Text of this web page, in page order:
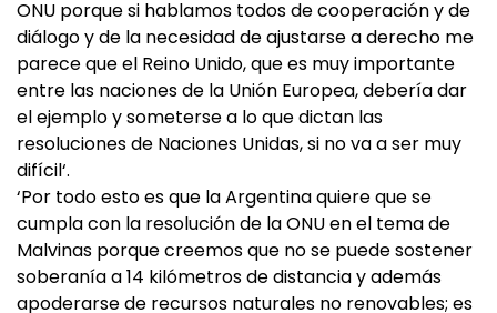
ONU porque si hablamos todos de cooperación y de
diálogo y de la necesidad de ajustarse a derecho me
parece que el Reino Unido, que es muy importante
entre las naciones de la Unión Europea, debería dar
el ejemplo y someterse a lo que dictan las
resoluciones de Naciones Unidas, si no va a ser muy
difícil‘.
‘Por todo esto es que la Argentina quiere que se
cumpla con la resolución de la ONU en el tema de
Malvinas porque creemos que no se puede sostener
soberanía a 14 kilómetros de distancia y además
apoderarse de recursos naturales no renovables; es